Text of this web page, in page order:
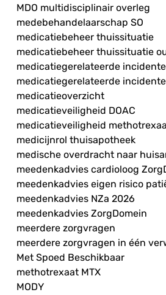
MDO multidisciplinair overleg
medebehandelaarschap SO
medicatiebeheer thuissituatie
medicatiebeheer thuissituatie
medicatiegerelateerde
medicatiegerelateerde
medicatieoverzicht
medicatieveiligheid DOAC
medicatieveiligheid
medicijnrol thuisapotheek
medische overdracht naar
meedenkadvies cardioloog
meedenkadvies eigen risico
meedenkadvies NZa 2026
meedenkadvies ZorgDomein
meerdere zorgvragen
meerdere zorgvragen in één
Met Spoed Beschikbaar
methotrexaat MTX
MODY